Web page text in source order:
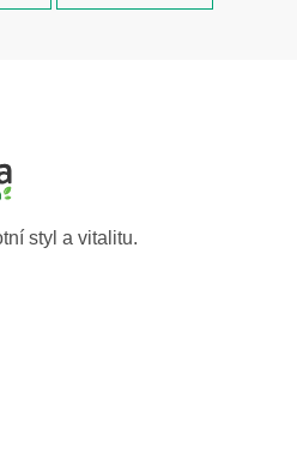
styl a vitalitu.